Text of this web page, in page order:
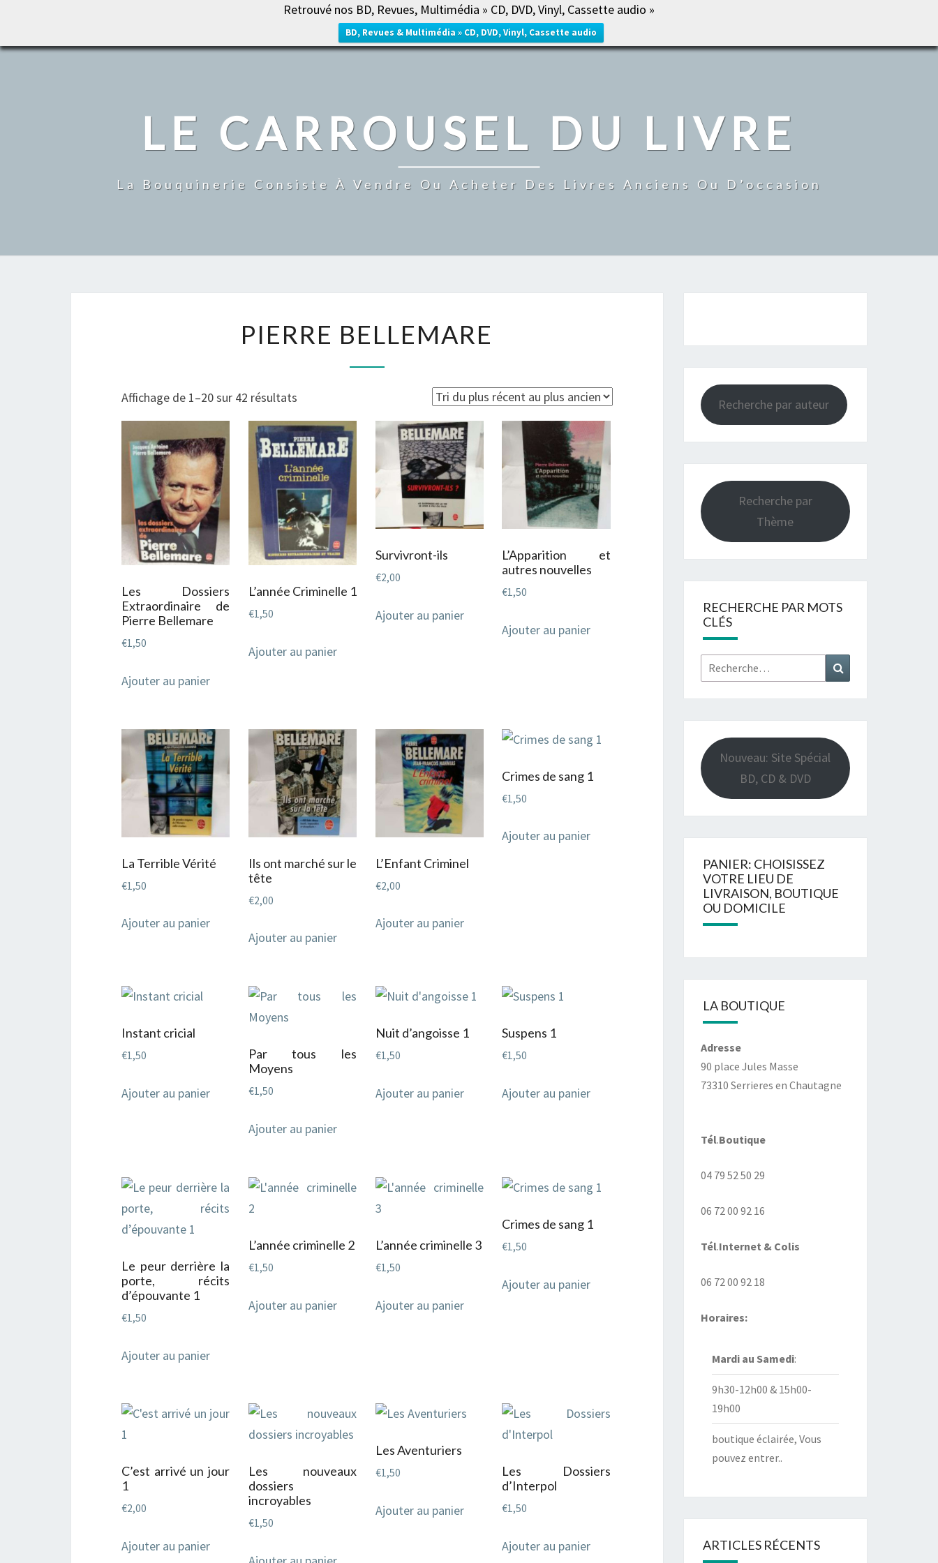
Retrouvé nos BD, Revues, Multimédia » CD, DVD, Vinyl, Cassette audio »
BD, Revues & Multimédia » CD, DVD, Vinyl, Cassette audio
ACCUEIL
LE CARROUSEL DU LIVRE
La Bouquinerie Consiste À Vendre Ou Acheter Des Livres Anciens Ou D’occasion
BELLEMARE
PIERRE BELLEMARE
Affichage de 1–20 sur 42 résultats
du
plus
récent
au
plus
ancien
Les Dossiers
Extraordinaire de
Pierre Bellemare
€1,50
Ajouter au panier
L’année Criminelle 1
€1,50
Ajouter au panier
Survivront-ils
€2,00
Ajouter au panier
L’Apparition et
autres nouvelles
€1,50
Ajouter au panier
La Terrible Vérité
€1,50
Ajouter au panier
Ils ont marché sur le
tête
€2,00
Ajouter au panier
L’Enfant Criminel
€2,00
Ajouter au panier
Crimes de sang 1
€1,50
Ajouter au panier
Instant cricial
€1,50
Ajouter au panier
Par tous les
Moyens
€1,50
Ajouter au panier
Nuit d’angoisse 1
€1,50
Ajouter au panier
Suspens 1
€1,50
Ajouter au panier
Le peur derrière la
porte, récits
d’épouvante 1
€1,50
Ajouter au panier
L’année criminelle 2
€1,50
Ajouter au panier
L’année criminelle 3
€1,50
Ajouter au panier
Crimes de sang 1
€1,50
Ajouter au panier
C’est arrivé un jour
1
€2,00
Ajouter au panier
Les nouveaux
dossiers
incroyables
€1,50
Les Aventuriers
€1,50
Ajouter au panier
Les Dossiers
d’Interpol
€1,50
Ajouter au panier
Recherche par auteur
Recherche par
Thème
RECHERCHE PAR MOTS
CLÉS
Rechercher :
Nouveau: Site Spécial
BD, CD & DVD
PANIER: CHOISISSEZ
VOTRE LIEU DE
LIVRAISON, BOUTIQUE
OU DOMICILE
LA BOUTIQUE
Adresse
90 place Jules Masse
73310 Serrieres en Chautagne
Tél.Boutique
04 79 52 50 29
06 72 00 92 16
Tél.Internet & Colis
06 72 00 92 18
Horaires:
Mardi au Samedi:
9h30-12h00 & 15h00-
19h00
boutique éclairée, Vous
pouvez entrer..
ARTICLES RÉCENTS